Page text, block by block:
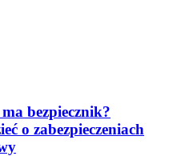
bezpiecznik?
o zabezpieczeniach